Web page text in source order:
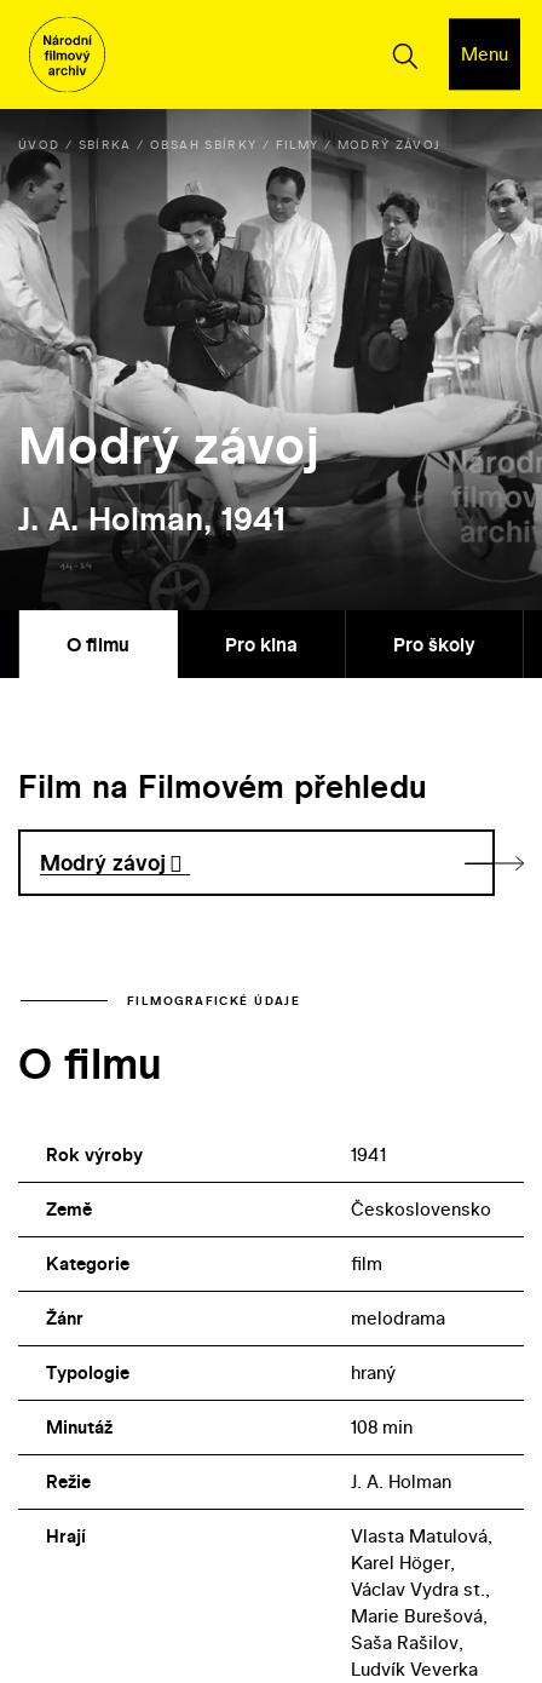
Menu
ÚVOD SBÍRKA OBSAH SBÍRKY FILMY MODRÝ ZÁVOJ
Modrý závoj
J. A. Holman, 1941
O filmu Pro kina Pro školy
Film na Filmovém přehledu
Modrý závoj
FILMOGRAFICKÉ ÚDAJE
O filmu
Rok výroby 1941
Země Československo
Kategorie film
Žánr melodrama
Typologie hraný
Minutáž 108 min
Režie J. A. Holman
Hrají
Vlasta Matulová,
Karel Höger,
Václav Vydra st.,
Marie Burešová,
Saša Rašilov,
Ludvík Veverka